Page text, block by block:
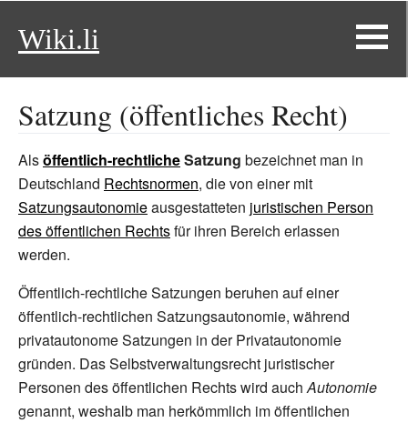
Wiki.li
Satzung (öffentliches Recht)
Alsöffentlich-rechtlicheSatzung bezeichnet man in
Deutschland Rechtsnormen, die von einer mit
Satzungsautonomieausgestatteten juristischen Person
des öffentlichen Rechtsfür ihren Bereich erlassen
werden.
Öffentlich-rechtliche Satzungen beruhen auf einer
öffentlich-rechtlichen Satzungsautonomie, während
privatautonome Satzungen in der Privatautonomie
gründen. Das Selbstverwaltungsrecht juristischer
Personen des öffentlichen Rechts wird auchAutonomie
genannt, weshalb man herkömmlich im öffentlichen